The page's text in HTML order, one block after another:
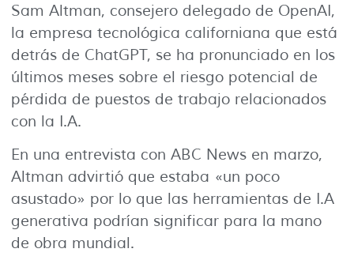
Sam Altman, consejero delegado de OpenAI,
la empresa tecnológica californiana que está
detrás de ChatGPT, se ha pronunciado en los
últimos meses sobre el riesgo potencial de
pérdida de puestos de trabajo relacionados
con la I.A.
En una entrevista con ABC News en marzo,
Altman advirtió que estaba «un poco
asustado» por lo que las herramientas de I.A
generativa podrían significar para la mano
de obra mundial.